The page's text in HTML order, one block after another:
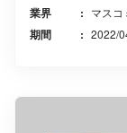
業界 マスコ
期間 2022/